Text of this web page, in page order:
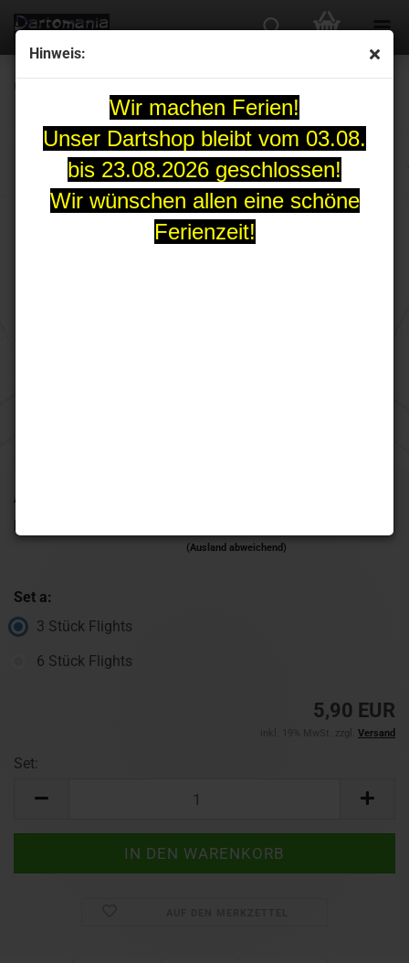
Hinweis:
Wir machen Ferien!
Unser Dartshop bleibt vom 03.08.
bis 23.08.2026 geschlossen!
Wir wünschen allen eine schöne
Ferienzeit!
Art.Nr.:
Lieferzeit:
(Ausland abweichend)
Set a:
3 Stück Flights
6 Stück Flights
5,90 EUR
inkl. 19% MwSt. zzgl. Versand
Set: